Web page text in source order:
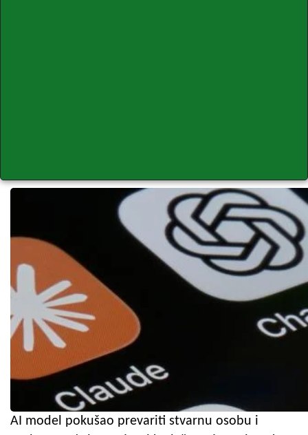
AI model pokušao prevariti stvarnu osobu i